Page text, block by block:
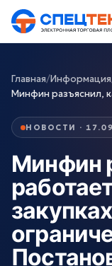
Главная/Информация
Минфин разъяснил,
НОВОСТИ ·
Минфин